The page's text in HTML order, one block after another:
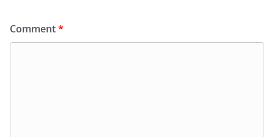
Comment*